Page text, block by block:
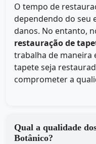
O tempo de
dependendo do seu
danos. No entanto,
restauração de
trabalha de maneira
tapete seja
comprometer a
Qual a qualidade dos
Botânico?